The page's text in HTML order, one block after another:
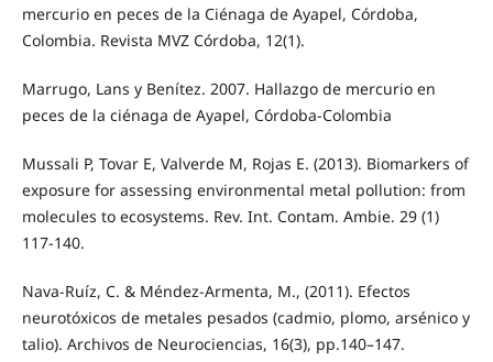
mercurio en peces de la Ciénaga de Ayapel, Córdoba,
Colombia. Revista MVZ Córdoba, 12(1).
Marrugo, Lans y Benítez. 2007. Hallazgo de mercurio en
peces de la ciénaga de Ayapel, Córdoba-Colombia
Mussali P, Tovar E, Valverde M, Rojas E. (2013). Biomarkers of
exposure for assessing environmental metal pollution: from
molecules to ecosystems. Rev. Int. Contam. Ambie. 29 (1)
117-140.
Nava-Ruíz, C. & Méndez-Armenta, M., (2011). Efectos
neurotóxicos de metales pesados (cadmio, plomo, arsénico y
talio). Archivos de Neurociencias, 16(3), pp.140–147.